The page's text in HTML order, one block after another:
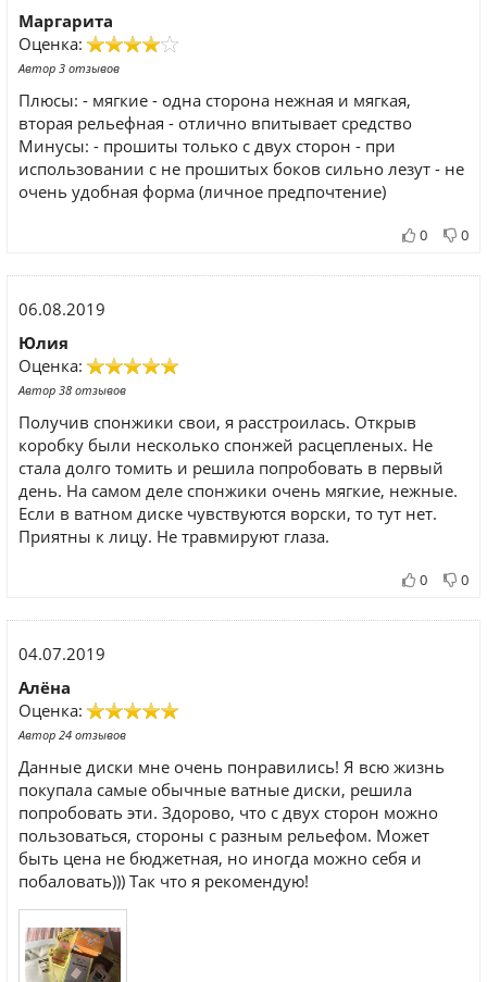
Маргарита
Оценка:
Автор 3 отзывов
Плюсы: - мягкие - одна сторона нежная и мягкая,
вторая рельефная - отлично впитывает средство
Минусы: - прошиты только с двух сторон - при
использовании с не прошитых боков сильно лезут - не
очень удобная форма (личное предпочтение)
0 0
06.08.2019
Юлия
Оценка:
Автор 38 отзывов
Получив спонжики свои, я расстроилась. Открыв
коробку были несколько спонжей расцепленых. Не
стала долго томить и решила попробовать в первый
день. На самом деле спонжики очень мягкие, нежные.
Если в ватном диске чувствуются ворски, то тут нет.
Приятны к лицу. Не травмируют глаза.
0 0
04.07.2019
Алёна
Оценка:
Автор 24 отзывов
Данные диски мне очень понравились! Я всю жизнь
покупала самые обычные ватные диски, решила
попробовать эти. Здорово, что с двух сторон можно
пользоваться, стороны с разным рельефом. Может
быть цена не бюджетная, но иногда можно себя и
побаловать))) Так что я рекомендую!